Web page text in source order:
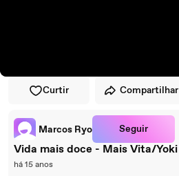
Curtir Compartilhar
Marcos Ryo Seguir
Vida mais doce - Mais Vita/Yoki
há 15 anos